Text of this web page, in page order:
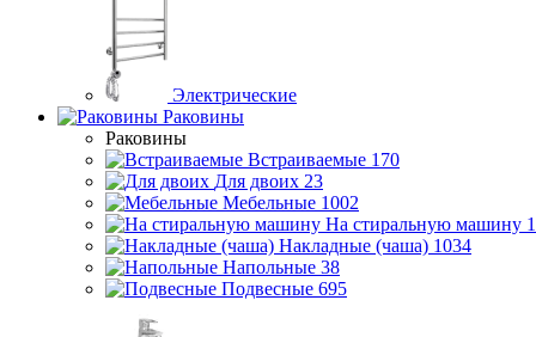
Электрические
Раковины
Раковины
Встраиваемые 170
Для двоих 23
Мебельные 1002
На стиральную машину
Накладные (чаша) 1034
Напольные 38
Подвесные 695